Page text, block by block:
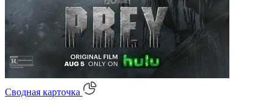
Сводная карточка